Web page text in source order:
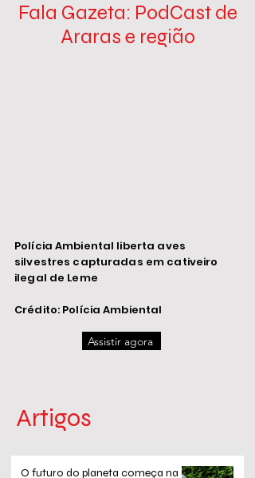
Fala Gazeta: PodCast de
Araras e região
Polícia Ambiental liberta aves
silvestres capturadas em cativeiro
ilegal de Leme
Crédito: Polícia Ambiental
Assistir agora
Artigos
O futuro do planeta começa na